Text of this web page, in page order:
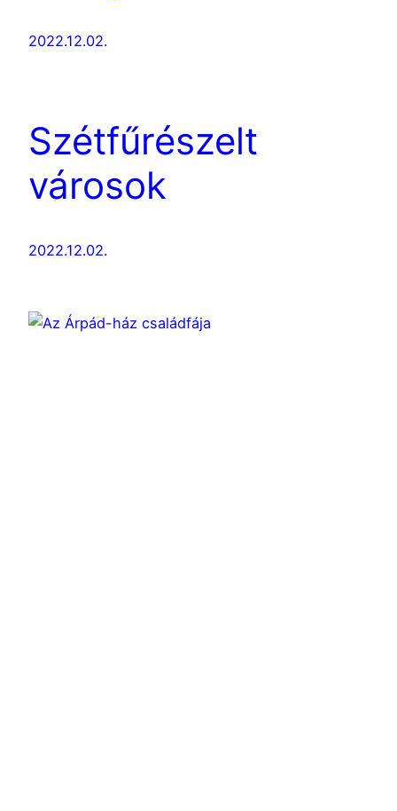
2022.12.02.
Szétfűrészelt
városok
2022.12.02.